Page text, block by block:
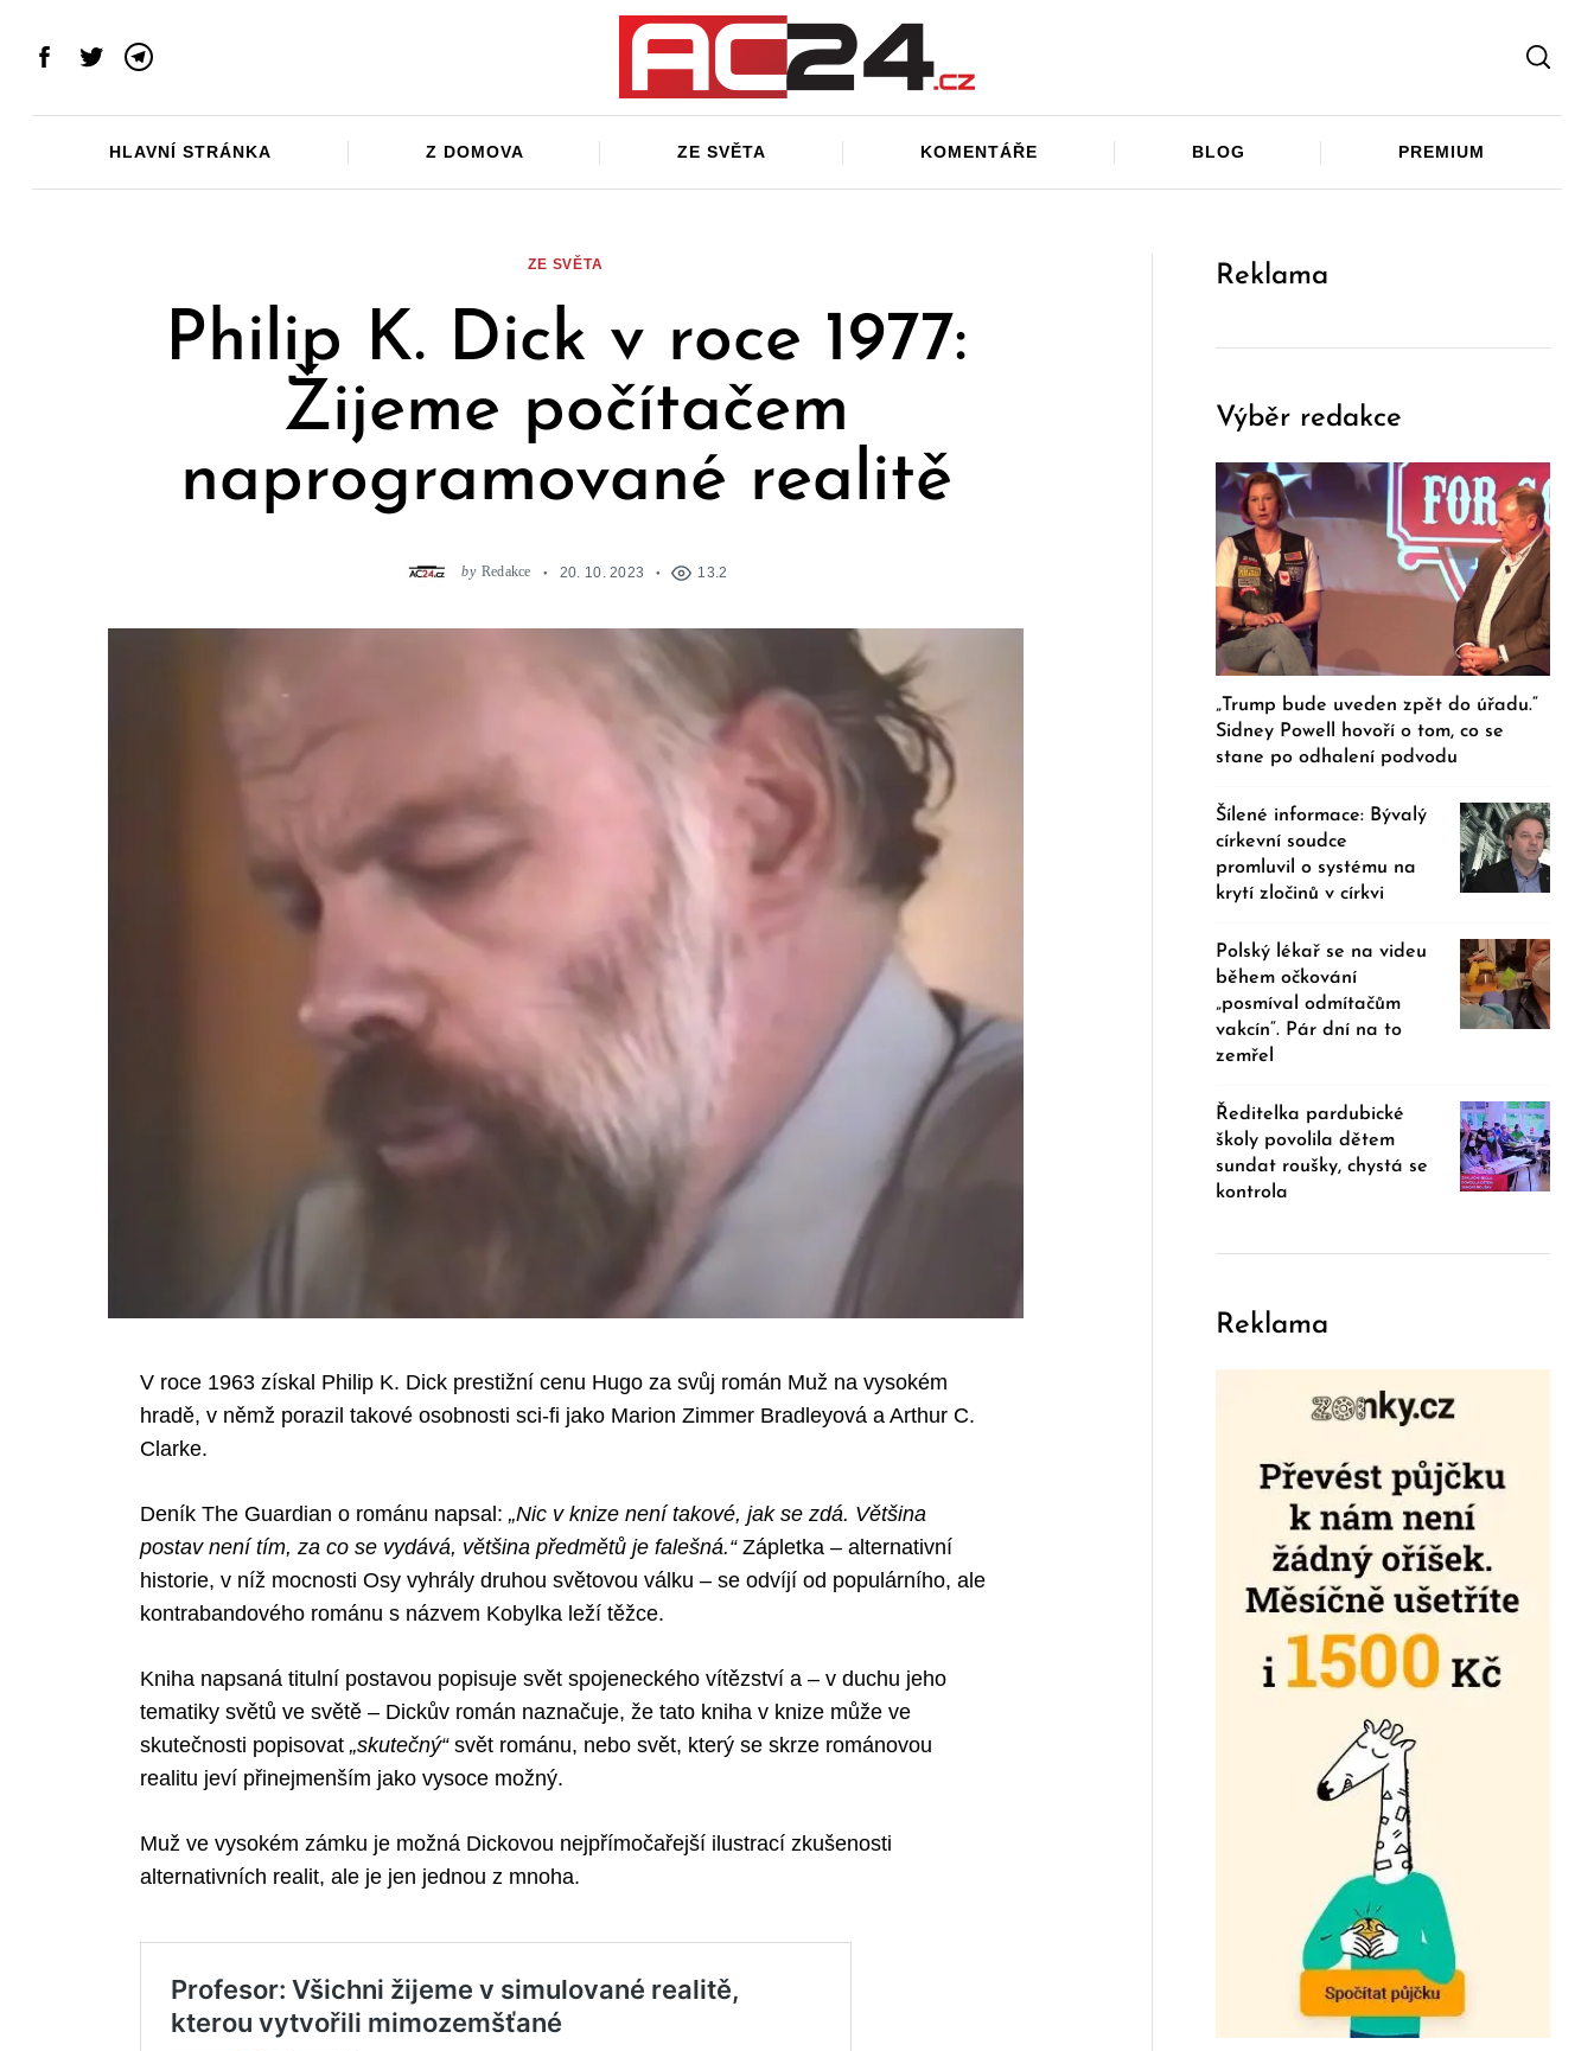
Facebook
TwitterTelegram
HLAVNÍ STRÁNKA Z DOMOVA ZE SVĚTA KOMENTÁŘE BLOG PREMIUM
ZE SVĚTA
Philip K. Dick v roce 1977:
Žijeme počítačem
naprogramované realitě
by Redakce 20. 10. 2023 13.2
V roce 1963 získal Philip K. Dick prestižní cenu Hugo za svůj román Muž na vysokém
hradě, v němž porazil takové osobnosti sci-fi jako Marion Zimmer Bradleyová a Arthur C.
Clarke.
Deník The Guardian o románu napsal: „Nic v knize není takové, jak se zdá. Většina
postav není tím, za co se vydává, většina předmětů je falešná.“ Zápletka – alternativní
historie, v níž mocnosti Osy vyhrály druhou světovou válku – se odvíjí od populárního, ale
kontrabandového románu s názvem Kobylka leží těžce.
Kniha napsaná titulní postavou popisuje svět spojeneckého vítězství a – v duchu jeho
tematiky světů ve světě – Dickův román naznačuje, že tato kniha v knize může ve
skutečnosti popisovat „skutečný“ svět románu, nebo svět, který se skrze románovou
realitu jeví přinejmenším jako vysoce možný.
Muž ve vysokém zámku je možná Dickovou nejpřímočařejší ilustrací zkušenosti
alternativních realit, ale je jen jednou z mnoha.
Reklama
Výběr redakce
„Trump bude uveden zpět do úřadu.“
Sidney Powell hovoří o tom, co se
stane po odhalení podvodu
Šílené informace: Bývalý
církevní soudce
promluvil o systému na
krytí zločinů v církvi
Polský lékař se na videu
během očkování
„posmíval odmítačům
vakcín“. Pár dní na to
zemřel
Ředitelka pardubické
školy povolila dětem
sundat roušky, chystá se
kontrola
Reklama